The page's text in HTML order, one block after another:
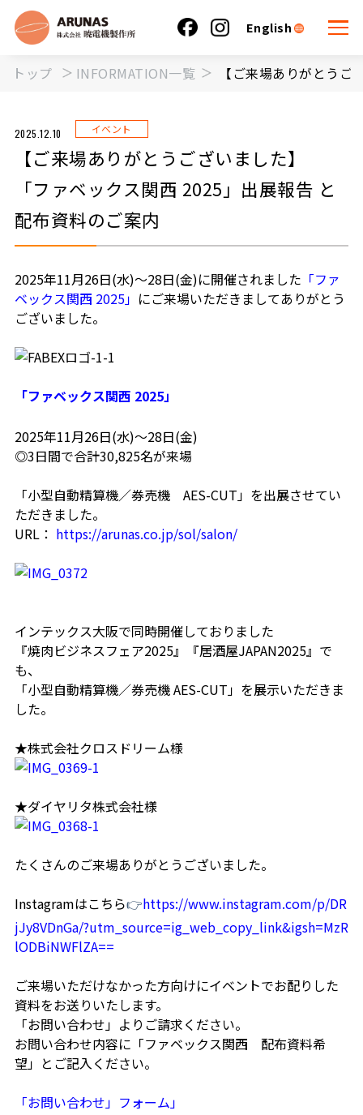
English
トップ INFORMATION一覧 【ご来場ありがとう
2025.12.10 イベント
【ご来場ありがとうございました】
「ファベックス関西 2025」出展報告 と
配布資料のご案内
2025年11月26日(水)～28日(金)に開催されました 「ファ
ベックス関西 2025」 にご来場いただきましてありがとう
ございました。
「ファベックス関西 2025」
2025年11月26日(水)～28日(金)
◎3日間で合計30,825名が来場
「小型自動精算機／券売機 AES-CUT」を出展させてい
ただきました。
URL： https://arunas.co.jp/sol/salon/
インテックス大阪で同時開催しておりました
『焼肉ビジネスフェア2025』『居酒屋JAPAN2025』で
も、
「小型自動精算機／券売機 AES-CUT」を展示いただきま
した。
★株式会社クロスドリーム様
★ダイヤリタ株式会社様
たくさんのご来場ありがとうございました。
Instagramはこちら👉https://www.instagram.com/p/DR
jJy8VDnGa/?utm_source=ig_web_copy_link&igsh=MzR
lODBiNWFlZA==
ご来場いただけなかった方向けにイベントでお配りした
資料をお送りいたします。
「お問い合わせ」よりご請求ください。
お問い合わせ内容に「ファベックス関西
配布資料希
望」とご記入ください。
「お問い合わせ」フォーム」